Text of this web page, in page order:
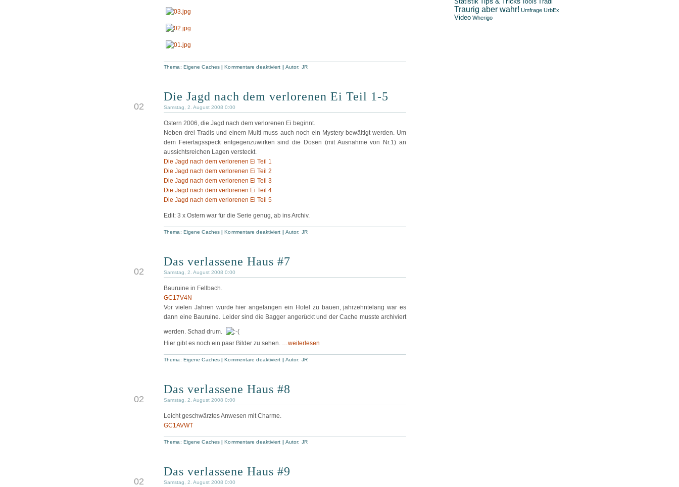
Thema: Eigene Caches |Kommentare deaktiviertfür
| Autor: JR
02
Die Jagd nach dem verlorenen Ei Teil 1-5
Samstag, 2. August 2008 0:00
Ostern 2006, die Jagd nach dem verlorenen Ei beginnt.
Neben drei Tradis und einem Multi muss auch noch ein Mystery bewältigt werden. Um
dem Feiertagsspeck entgegenzuwirken sind die Dosen (mit Ausnahme von Nr.1) an
aussichtsreichen Lagen versteckt.
Die Jagd nach dem verlorenen Ei Teil 1
Die Jagd nach dem verlorenen Ei Teil 2
Die Jagd nach dem verlorenen Ei Teil 3
Die Jagd nach dem verlorenen Ei Teil 4
Die Jagd nach dem verlorenen Ei Teil 5
Edit: 3 x Ostern war für die Serie genug, ab ins Archiv.
Thema: Eigene Caches |Kommentare deaktiviertfür
verlorenen
Ei
| Autor: JR
02
Das verlassene Haus #7
Samstag, 2. August 2008 0:00
Bauruine in Fellbach.
GC17V4N
Vor vielen Jahren wurde hier angefangen ein Hotel zu bauen, jahrzehntelang war es
dann eine Bauruine. Leider sind die Bagger angerückt und der Cache musste archiviert
werden. Schad drum.
Hier gibt es noch ein paar Bilder zu sehen. …weiterlesen
Thema: Eigene Caches |Kommentare deaktiviertfür
| Autor: JR
02
Das verlassene Haus #8
Samstag, 2. August 2008 0:00
Leicht geschwärztes Anwesen mit Charme.
GC1AVWT
Thema: Eigene Caches |Kommentare deaktiviertfür
| Autor: JR
02
Das verlassene Haus #9
Samstag, 2. August 2008 0:00
Tools
Traurig aber wahr! Umfrage UrbEx
Video Wherigo